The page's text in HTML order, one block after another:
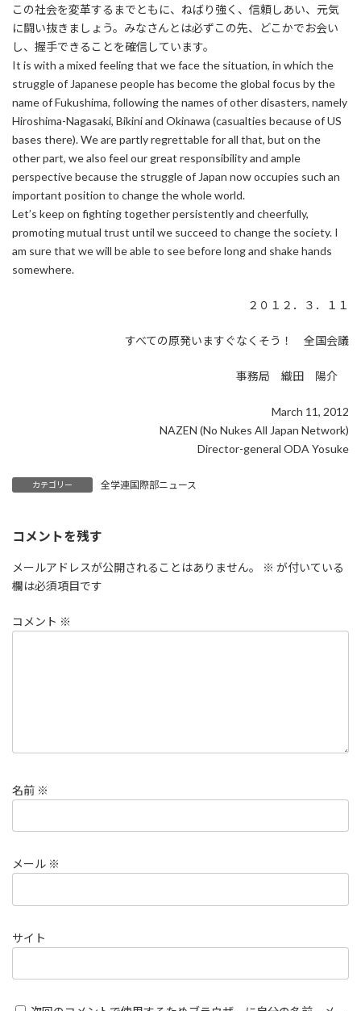
この社会を変革するまでともに、ねばり強く、信頼しあい、元気
に闘い抜きましょう。みなさんとは必ずこの先、どこかでお会い
し、握手できることを確信しています。
It is with a mixed feeling that we face the situation, in which the
struggle of Japanese people has become the global focus by the
name of Fukushima, following the names of other disasters, namely
Hiroshima-Nagasaki, Bikini and Okinawa (casualties because of US
bases there). We are partly regrettable for all that, but on the
other part, we also feel our great responsibility and ample
perspective because the struggle of Japan now occupies such an
important position to change the whole world.
Let’s keep on fighting together persistently and cheerfully,
promoting mutual trust until we succeed to change the society. I
am sure that we will be able to see before long and shake hands
somewhere.
２０１２．３．１１
すべての原発いますぐなくそう！ 全国会議
事務局 織田 陽介
March 11, 2012
NAZEN (No Nukes All Japan Network)
Director-general ODA Yosuke
カテゴリー 全学連国際部ニュース
コメントを残す
メールアドレスが公開されることはありません。 ※ が付いている
欄は必須項目です
コメント ※
名前 ※
メール ※
サイト